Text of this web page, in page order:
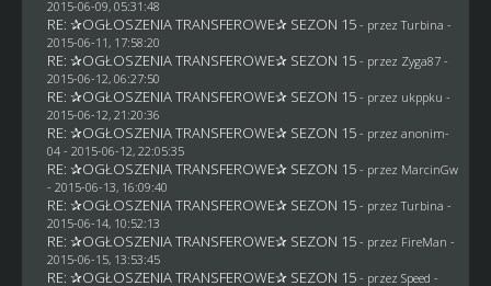
2015-06-09, 05:31:48
RE: ✰OGŁOSZENIA TRANSFEROWE✰ SEZON 15 - przez Turbina -
2015-06-11, 17:58:20
RE: ✰OGŁOSZENIA TRANSFEROWE✰ SEZON 15 - przez Zyga87-
2015-06-12, 06:27:50
RE: ✰OGŁOSZENIA TRANSFEROWE✰ SEZON 15 - przez ukppku -
2015-06-12, 21:20:36
RE: ✰OGŁOSZENIA TRANSFEROWE✰ SEZON 15 - przez anonim-
04- 2015-06-12, 22:05:35
RE: ✰OGŁOSZENIA TRANSFEROWE✰ SEZON 15 - przez MarcinGw
- 2015-06-13, 16:09:40
RE: ✰OGŁOSZENIA TRANSFEROWE✰ SEZON 15 - przez Turbina -
2015-06-14, 10:52:13
RE: ✰OGŁOSZENIA TRANSFEROWE✰ SEZON 15 - przez FireMan -
2015-06-15, 13:53:45
RE: ✰OGŁOSZENIA TRANSFEROWE✰ SEZON 15 - przez Speed -